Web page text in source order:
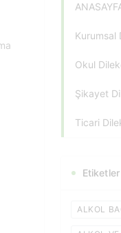
Kurumsal
Okul
Şikayet
Ticari
Etiketler
ALKOL